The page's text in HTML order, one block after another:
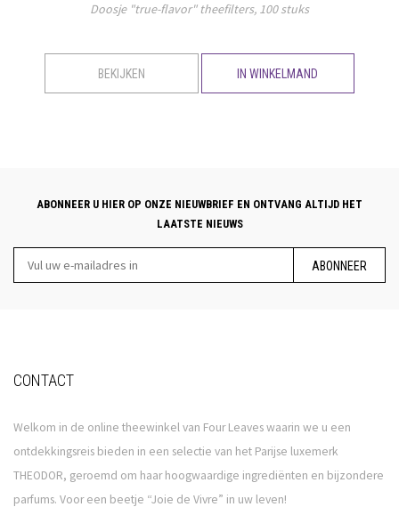
Doosje "true-flavor" theefilters, 100 stuks
BEKIJKEN IN WINKELMAND
ABONNEER U HIER OP ONZE NIEUWBRIEF EN ONTVANG ALTIJD HET
LAATSTE NIEUWS
ABONNEER
CONTACT
Welkom in de online theewinkel van Four Leaves waarin we u een
ontdekkingsreis bieden in een selectie van het Parijse luxemerk
THEODOR, geroemd om haar hoogwaardige ingrediënten en bijzondere
parfums. Voor een beetje “Joie de Vivre” in uw leven!